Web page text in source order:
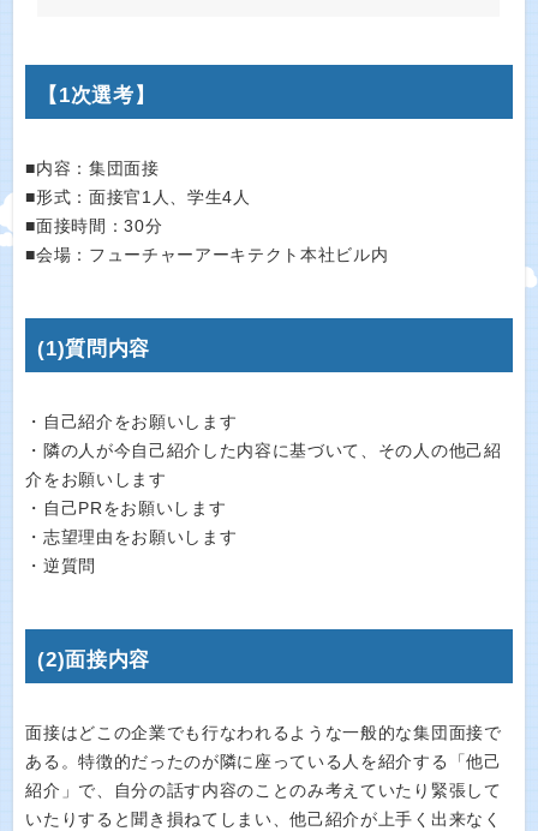
【1次選考】
■内容：集団面接
■形式：面接官1人、学生4人
■面接時間：30分
■会場：フューチャーアーキテクト本社ビル内
(1)質問内容
・自己紹介をお願いします
・隣の人が今自己紹介した内容に基づいて、その人の他己紹
介をお願いします
・自己PRをお願いします
・志望理由をお願いします
・逆質問
(2)面接内容
面接はどこの企業でも行なわれるような一般的な集団面接で
ある。特徴的だったのが隣に座っている人を紹介する「他己
紹介」で、自分の話す内容のことのみ考えていたり緊張して
いたりすると聞き損ねてしまい、他己紹介が上手く出来なく